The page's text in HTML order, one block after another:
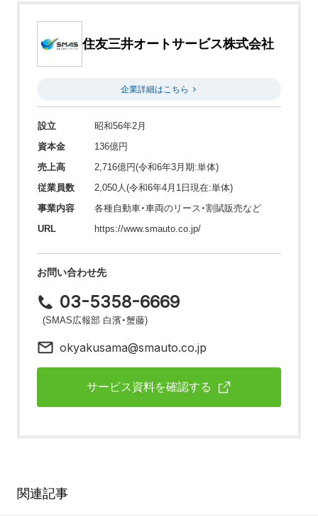
住友三井オートサービス株式会社
企業詳細はこちら
設立
昭和56年2月
資本金
136億円
売上高
2,716億円(令和6年3月期:単体)
従業員数
2,050人(令和6年4月1日現在:単体)
事業内容
各種自動車・車両のリース・割賦販売など
URL
https://www.smauto.co.jp/
お問い合わせ先
03-5358-6669
(SMAS広報部 白濱・蟹藤)
okyakusama@smauto.co.jp
サービス資料を確認する
関連記事